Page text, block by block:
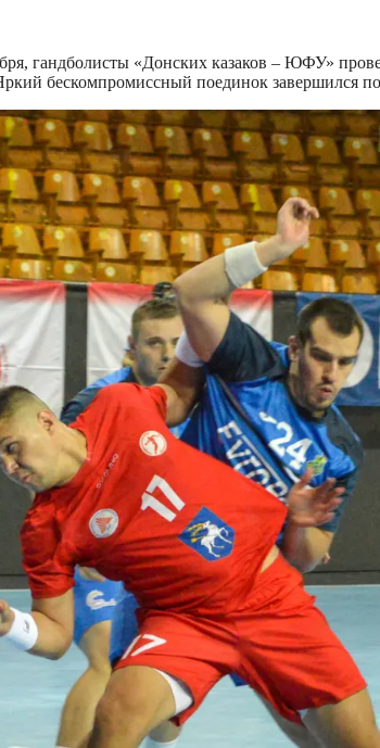
гандболисты «Донских казаков – ЮФУ»
бескомпромиссный поединок завершился